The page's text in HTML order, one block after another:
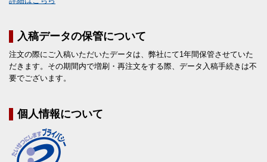
入稿データの保管について
注文の際にご入稿いただいたデータは、弊社にて1年間保管させていた
だきます。その期間内で増刷・再注文をする際、データ入稿手続きは不
要でございます。
個人情報について